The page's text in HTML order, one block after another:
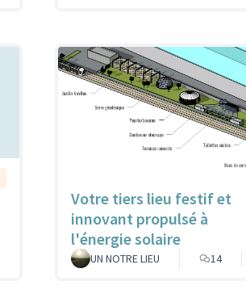
Votre tiers lieu festif et
innovant propulsé à
l'énergie solaire
UN NOTRE LIEU 14